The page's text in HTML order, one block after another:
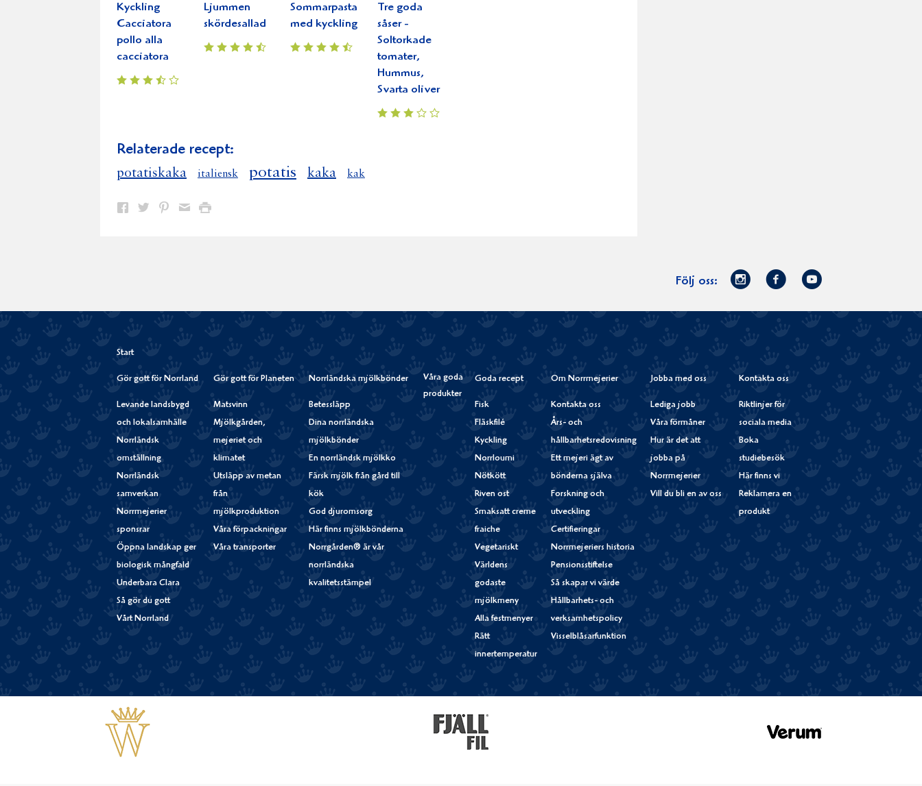
Kyckling
Cacciatora
pollo alla
cacciatora
Ljummen
skördesallad
Sommarpasta
med kyckling
Tre goda
såser -
Soltorkade
tomater,
Hummus,
Svarta oliver
Relaterade recept:
potatiskaka italiensk potatis kaka kak
Dela Dela Dela DelaSkriv
Följ oss:
Norrmejerier
Instagram
Facebook
Youtube
Start
Gör gott för Norrland
Levande landsbygd
och lokalsamhälle
Norrländsk
omställning
Norrländsk
samverkan
Norrmejerier
sponsrar
Öppna landskap ger
biologisk mångfald
Underbara Clara
Så gör du gott
Vårt Norrland
Gör gott för Planeten
Matsvinn
Mjölkgården,
mejeriet och
klimatet
Utsläpp av metan
från
mjölkproduktion
Våra förpackningar
Våra transporter
Norrländska mjölkbönder
Betessläpp
Dina norrländska
mjölkbönder
En norrländsk mjölkko
Färsk mjölk från gård till
kök
God djuromsorg
Här finns mjölkbönderna
Norrgården® är vår
norrländska
kvalitetsstämpel
Våra goda
produkter
Goda recept
Fisk
Fläskfilé
Kyckling
Norrloumi
Nötkött
Riven ost
Smaksatt creme
fraiche
Vegetariskt
Världens
godaste
mjölkmeny
Alla festmenyer
Rätt
innertemperatur
Om Norrmejerier
Kontakta oss
Års- och
hållbarhetsredovisning
Ett mejeri ägt av
bönderna själva
Forskning och
utveckling
Certifieringar
Norrmejeriers historia
Pensionsstiftelse
Så skapar vi värde
Hållbarhets- och
verksamhetspolicy
Visselblåsarfunktion
Jobba med oss
Lediga jobb
Våra förmåner
Hur är det att
jobba på
Norrmejerier
Vill du bli en av oss
Kontakta oss
Riktlinjer för
sociala media
Boka
studiebesök
Här finns vi
Reklamera en
produkt
Fjällfil